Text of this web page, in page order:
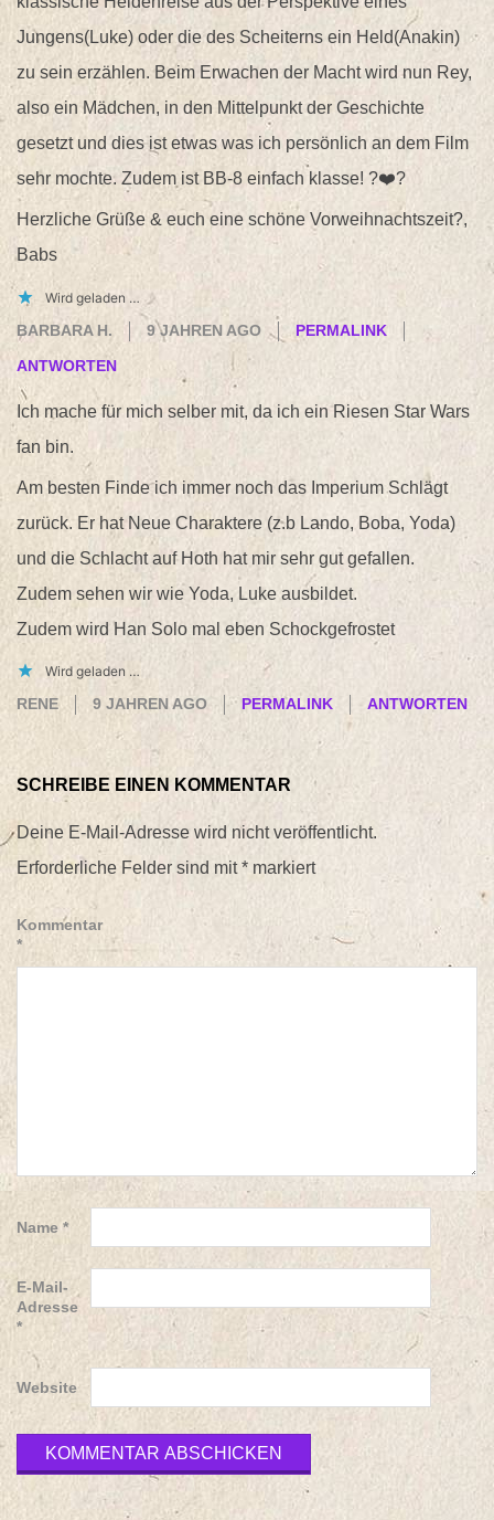
Jungens(Luke) oder die des Scheiterns ein Held(Anakin)
zu sein erzählen. Beim Erwachen der Macht wird nun Rey,
also ein Mädchen, in den Mittelpunkt der Geschichte
gesetzt und dies ist etwas was ich persönlich an dem Film
sehr mochte. Zudem ist BB-8 einfach klasse! ?❤️?
Herzliche Grüße & euch eine schöne Vorweihnachtszeit?,
Babs
Wird geladen …
BARBARA H.
9 JAHREN AGO PERMALINK
ANTWORTEN
Ich mache für mich selber mit, da ich ein Riesen Star Wars
fan bin.
Am besten Finde ich immer noch das Imperium Schlägt
zurück. Er hat Neue Charaktere (z.b Lando, Boba, Yoda)
und die Schlacht auf Hoth hat mir sehr gut gefallen.
Zudem sehen wir wie Yoda, Luke ausbildet.
Zudem wird Han Solo mal eben Schockgefrostet
Wird geladen …
RENE
9 JAHREN AGO PERMALINK ANTWORTEN
SCHREIBE EINEN KOMMENTAR
Deine E-Mail-Adresse wird nicht veröffentlicht.
Erforderliche Felder sind mit* markiert
Kommentar
*
Name *
E-Mail-
Adresse
*
Website